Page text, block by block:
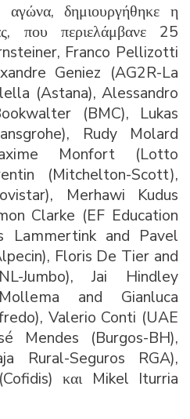
δημιουργήθηκε η
που περιελάμβανε 25
Franco Pellizotti
Geniez (AG2R-La
(Astana), Alessandro
(BMC), Lukas
Rudy Molard
Monfort (Lotto
(Mitchelton-Scott),
Merhawi Kudus
Clarke (EF Education
Lammertink and Pavel
Floris De Tier and
Jumbo), Jai Hindley
and Gianluca
Valerio Conti (UAE
Mendes (Burgos-BH),
Rural-Seguros RGA),
και Mikel Iturria